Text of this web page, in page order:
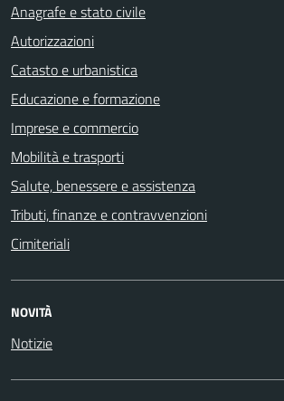
Anagrafe e stato civile
Autorizzazioni
Catasto e urbanistica
Educazione e formazione
Imprese e commercio
Mobilità e trasporti
Salute, benessere e assistenza
Tributi, finanze e contravvenzioni
Cimiteriali
NOVITÀ
Notizie